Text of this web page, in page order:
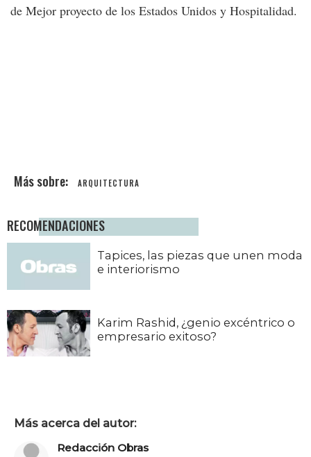
de Mejor proyecto de los Estados Unidos y Hospitalidad.
ARQUITECTURA
RECOMENDACIONES
Tapices, las piezas que unen moda
e interiorismo
Karim Rashid, ¿genio excéntrico o
empresario exitoso?
Más acerca del autor:
Redacción Obras